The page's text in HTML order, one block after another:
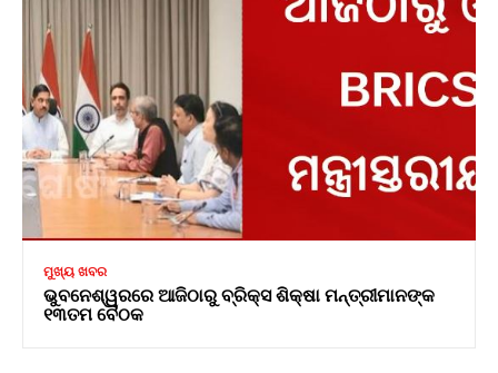
ମୁଖ୍ୟ ଖବର
ଭୁବନେଶ୍ୱରରେ ଆଜିଠାରୁ ବ୍ରିକ୍ସ ଶିକ୍ଷା ମନ୍ତ୍ରୀମାନଙ୍କ
୧୩ତମ ବୈଠକ